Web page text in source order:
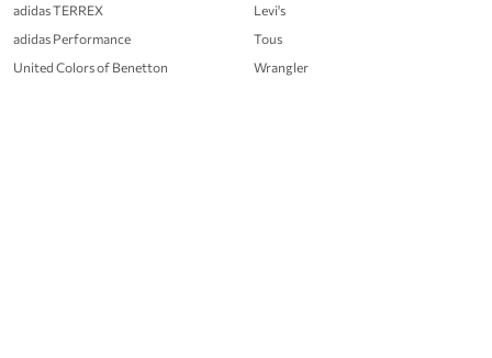
adidas TERREX
adidas Performance
United Colors of Benetton
Levi's
Tous
Wrangler